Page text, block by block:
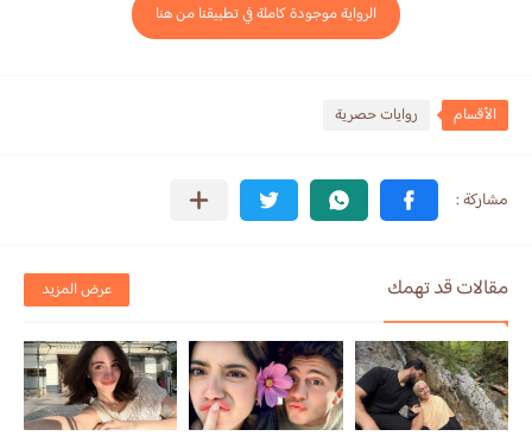
الرواية موجودة كاملة في تطبيقنا من هنا
الأقسام روايات حصرية
مقالات قد تهمك عرض المزيد